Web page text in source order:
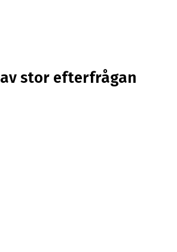
av stor efterfrågan